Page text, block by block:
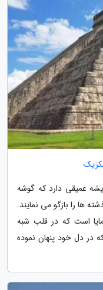
عمیقی دارد که گوشه
ها را بازگو می نمایند.
است که در قلب شبه
که در دل خود پنهان نموده